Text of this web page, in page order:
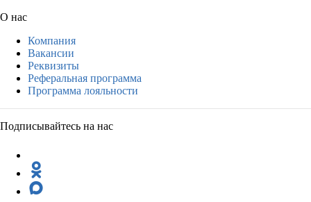
О нас
Компания
Вакансии
Реквизиты
Реферальная программа
Программа лояльности
Подписывайтесь на нас